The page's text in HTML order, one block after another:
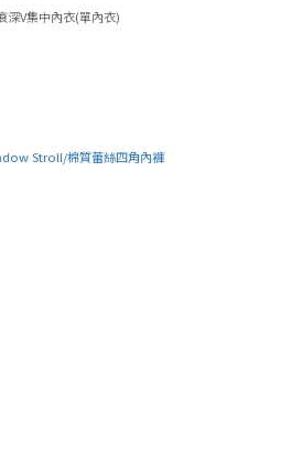
V集中內衣(單內衣)